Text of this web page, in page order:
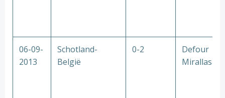
06-09-
2013
Schotland-
België
0-2
Defour
Mirallas